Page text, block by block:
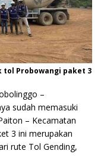
tol Probowangi paket 3
–
sudah memasuki
– Kecamatan
3 ini merupakan
rute Tol Gending,